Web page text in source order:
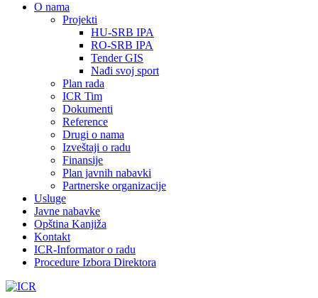
О nama
Projekti
HU-SRB IPA
RO-SRB IPA
Tender GIS
Nađi svoj sport
Plan rada
ICR Tim
Dokumenti
Reference
Drugi o nama
Izveštaji o radu
Finansije
Plan javnih nabavki
Partnerske organizacije
Usluge
Javne nabavke
Opština Kanjiža
Kontakt
ICR-Informator o radu
Procedure Izbora Direktora